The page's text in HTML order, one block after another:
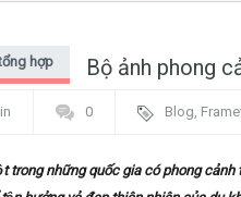
Bộ ảnh phong
hợp
0 Blog,
trong những quốc gia có phong